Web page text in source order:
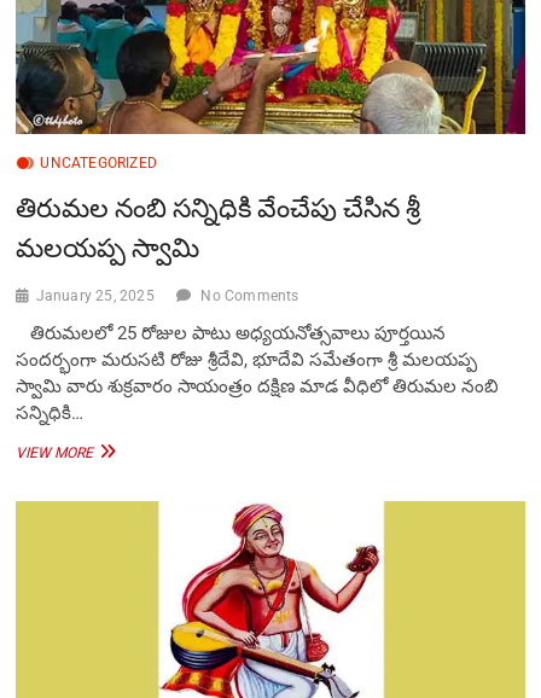
ఆల‌యంలో
అధ్య‌య‌నోత్స‌వాలు
UNCATEGORIZED
తిరుమల నంబి సన్నిధికి వేంచేపు చేసిన శ్రీ
మలయప్ప స్వామి
January 25, 2025 No Comments
తిరుమలలో 25 రోజుల పాటు అధ్యయనోత్సవాలు పూర్తయిన
సందర్భంగా మరుసటి రోజు శ్రీదేవి, భూదేవి సమేతంగా శ్రీ మలయప్ప
స్వామి వారు శుక్రవారం సాయంత్రం దక్షిణ మాడ వీధిలో తిరుమల నంబి
సన్నిధికి…
VIEW MOREతిరుమల